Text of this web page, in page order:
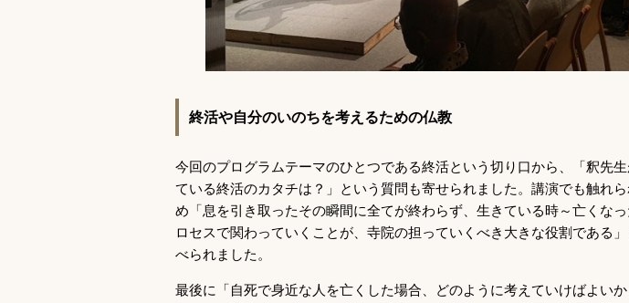
終活や自分のいのちを考えるための仏教
今回のプログラムテーマのひとつである終活という切り口から、「釈先
ている終活のカタチは？」という質問も寄せられました。講演でも触れ
め「息を引き取ったその瞬間に全てが終わらず、生きている時～亡くな
ロセスで関わっていくことが、寺院の担っていくべき大きな役割である
べられました。
最後に「自死で身近な人を亡くした場合、どのように考えていけばよい